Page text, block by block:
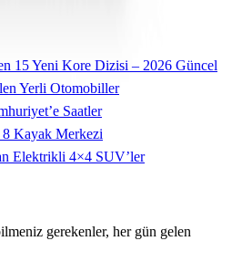
15 Yeni Kore Dizisi – 2026 Güncel
Yerli Otomobiller
Saatler
Kayak Merkezi
Elektrikli 4×4 SUV’ler
gerekenler, her gün gelen